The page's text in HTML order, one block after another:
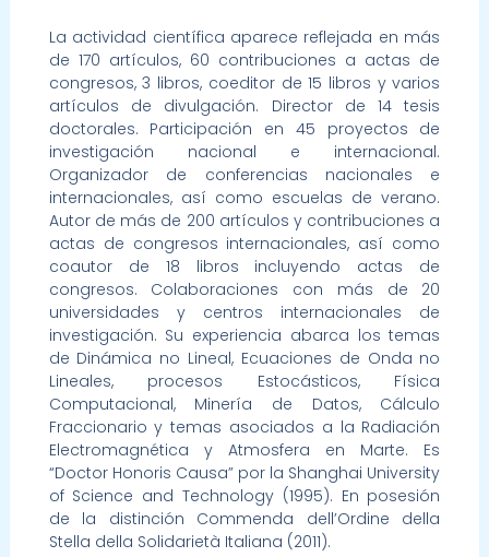
La actividad científica aparece reflejada en más
de 170 artículos, 60 contribuciones a actas de
congresos, 3 libros, coeditor de 15 libros y varios
artículos de divulgación. Director de 14 tesis
doctorales. Participación en 45 proyectos de
investigación nacional e internacional.
Organizador de conferencias nacionales e
internacionales, así como escuelas de verano.
Autor de más de 200 artículos y contribuciones a
actas de congresos internacionales, así como
coautor de 18 libros incluyendo actas de
congresos. Colaboraciones con más de 20
universidades y centros internacionales de
investigación. Su experiencia abarca los temas
de Dinámica no Lineal, Ecuaciones de Onda no
Lineales, procesos Estocásticos, Física
Computacional, Minería de Datos, Cálculo
Fraccionario y temas asociados a la Radiación
Electromagnética y Atmosfera en Marte. Es
“Doctor Honoris Causa” por la Shanghai University
of Science and Technology (1995). En posesión
de la distinción Commenda dell’Ordine della
Stella della Solidarietà Italiana (2011).